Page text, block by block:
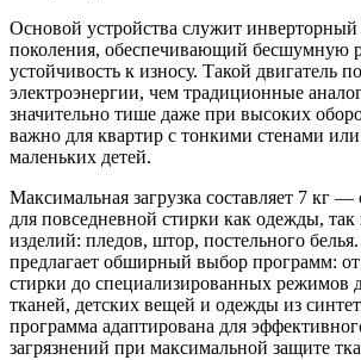
Основой устройства служит
поколения, обеспечивающий бесшумную
устойчивость к износу. Такой двигатель
электроэнергии, чем традиционные
значительно тише даже при высоких
важно для квартир с тонкими стенами
маленьких детей.
Максимальная загрузка составляет 7 кг
для повседневной стирки как одежды,
изделий: пледов, штор, постельного
предлагает обширный выбор программ: от
стирки до специализированных режимов
тканей, детских вещей и одежды из
программа адаптирована для
загрязнений при максимальной защите